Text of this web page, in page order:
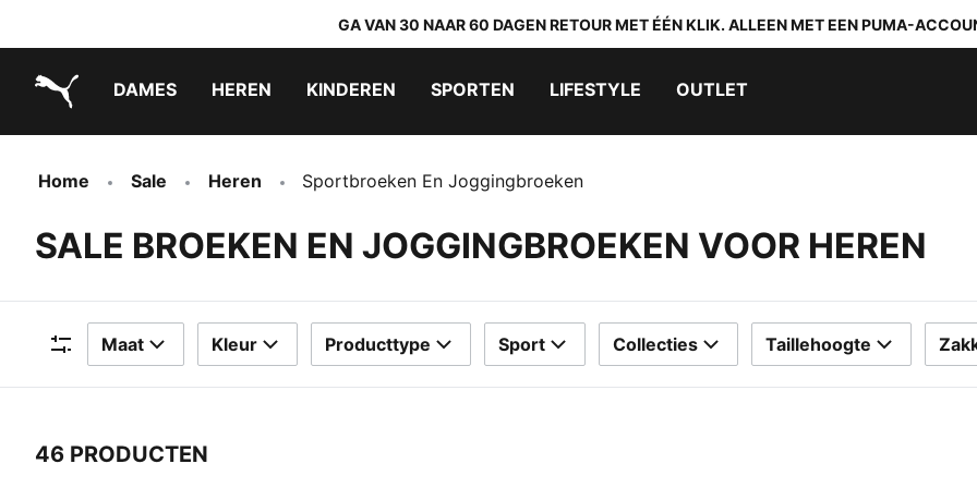
GA VAN 30 NAAR 60 DAGEN RETOUR MET ÉÉN KLIK. ALLEEN MET EEN PUMA-
DAMES HEREN KINDEREN SPORTEN LIFESTYLE OUTLET
Home Sale Heren Sportbroeken En Joggingbroeken
SALE BROEKEN EN JOGGINGBROEKEN VOOR HEREN
Filters
Maat Kleur Producttype Sport Collecties Taillehoogte
46 PRODUCTEN